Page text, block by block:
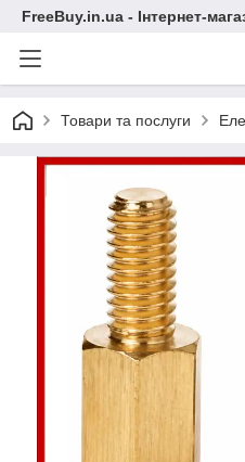
FreeBuy.in.ua - Інтернет-
Товари та послуги